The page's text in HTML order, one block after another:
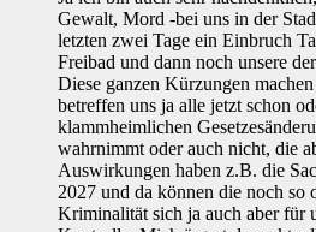
Gewalt, Mord -bei uns in der
letzten zwei Tage ein Einbruch
Freibad und dann noch unsere
Diese ganzen Kürzungen
betreffen uns ja alle jetzt schon
klammheimlichen
wahrnimmt oder auch nicht, die
Auswirkungen haben z.B. die
2027 und da können die noch so
Kriminalität sich ja auch aber für